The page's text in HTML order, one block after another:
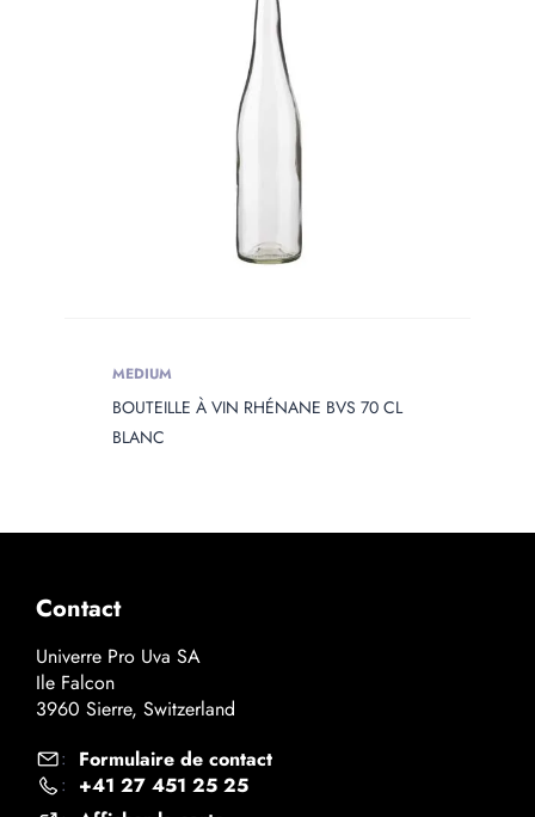
MEDIUM
BOUTEILLE À VIN RHÉNANE BVS 70 CL
BLANC
Contact
Univerre Pro Uva SA
Ile Falcon
3960 Sierre, Switzerland
: Formulaire de contact
: +41 27 451 25 25